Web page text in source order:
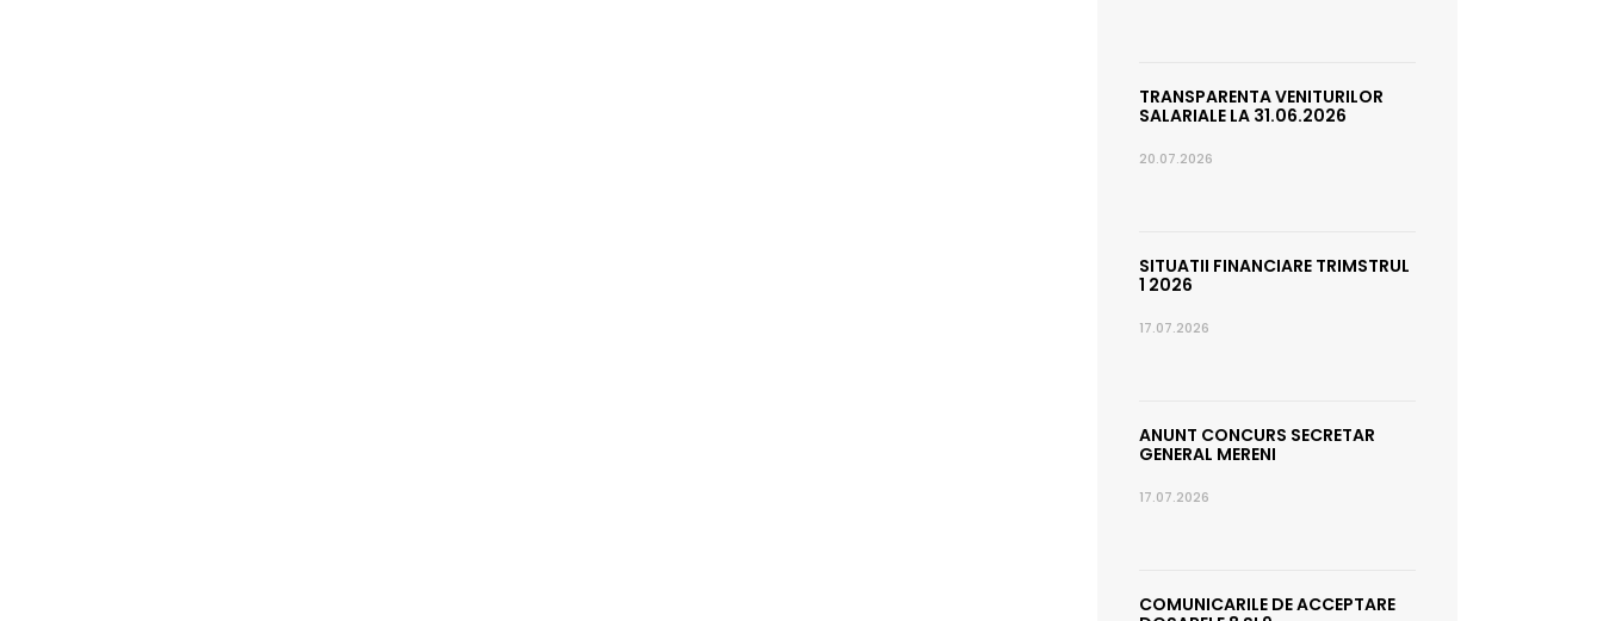
TRANSPARENTA VENITURILOR
SALARIALE LA 31.06.2026
20.07.2026
SITUATII FINANCIARE TRIMSTRUL
1 2026
17.07.2026
ANUNT CONCURS SECRETAR
GENERAL MERENI
17.07.2026
COMUNICARILE DE ACCEPTARE